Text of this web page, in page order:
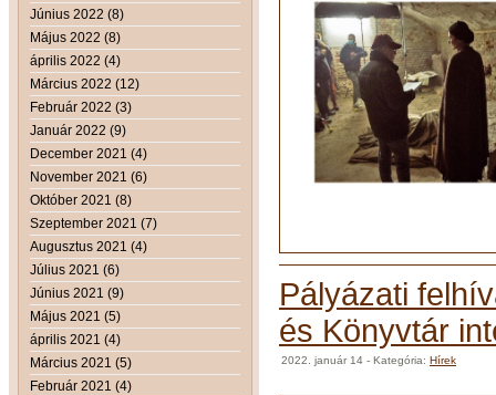
Június 2022 (8)
Május 2022 (8)
április 2022 (4)
Március 2022 (12)
Február 2022 (3)
Január 2022 (9)
December 2021 (4)
November 2021 (6)
Október 2021 (8)
Szeptember 2021 (7)
Augusztus 2021 (4)
Július 2021 (6)
Június 2021 (9)
Május 2021 (5)
április 2021 (4)
Március 2021 (5)
Február 2021 (4)
Pályázati
és Könyvtár
2022. január 14 - Kategória: Hírek